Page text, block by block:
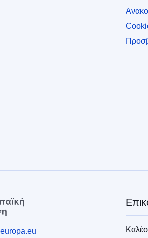
europa.eu